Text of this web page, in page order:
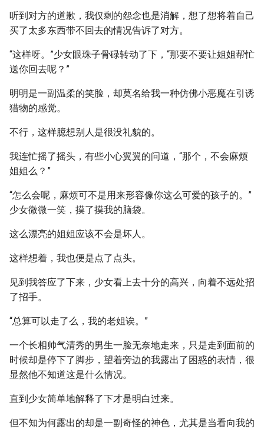
听到对方的道歉，我仅剩的怨念也是消解，想了想将着自己
买了太多东西带不回去的情况告诉了对方。
“这样呀。”少女眼珠子骨碌转动了下，“那要不要让姐姐帮忙
送你回去呢？”
明明是一副温柔的笑脸，却莫名给我一种仿佛小恶魔在引诱
猎物的感觉。
不行，这样臆想别人是很没礼貌的。
我连忙摇了摇头，有些小心翼翼的问道，“那个，不会麻烦
姐姐么？”
“怎么会呢，麻烦可不是用来形容像你这么可爱的孩子的。”
少女微微一笑，摸了摸我的脑袋。
这么漂亮的姐姐应该不会是坏人。
这样想着，我也便是点了点头。
见到我答应了下来，少女看上去十分的高兴，向着不远处招
了招手。
“总算可以走了么，我的老姐诶。”
一个长相帅气清秀的男生一脸无奈地走来，只是走到面前的
时候却是停下了脚步，望着旁边的我露出了困惑的表情，很
显然他不知道这是什么情况。
直到少女简单地解释了下才是明白过来。
但不知为何露出的却是一副奇怪的神色，尤其是当看向我的